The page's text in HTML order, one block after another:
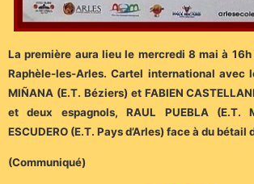
La première aura lieu le mercredi 8 mai à
Raphèle-les-Arles. Cartel international avec
MIÑANA (E.T. Béziers) et FABIEN
et deux espagnols, RAUL PUEBLA (E.T.
ESCUDERO (E.T. Pays d’Arles) face à du bétail
(Communiqué)